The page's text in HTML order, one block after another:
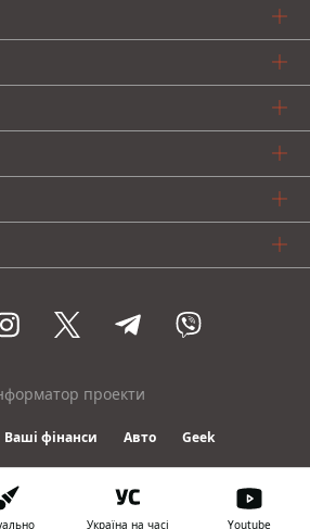
проекти
Ваші фінанси Авто Geek
2026 Informator
Україна на часі Youtube